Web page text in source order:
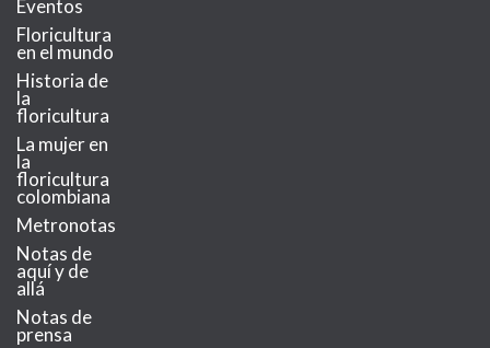
Eventos
Floricultura
en el mundo
Historia de
la
floricultura
La mujer en
la
floricultura
colombiana
Metronotas
Notas de
aquí y de
allá
Notas de
prensa